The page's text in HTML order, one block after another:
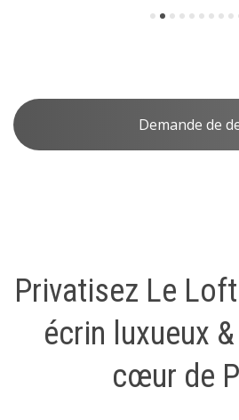
Demande de
Privatisez Le
écrin luxueux
cœur de